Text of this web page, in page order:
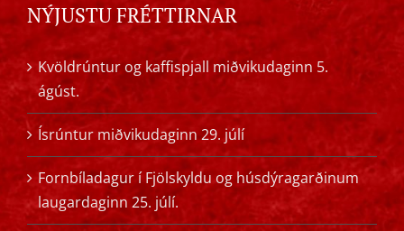
NÝJUSTU FRÉTTIRNAR
Kvöldrúntur og kaffispjall miðvikudaginn 5.
ágúst.
Ísrúntur miðvikudaginn 29. júlí
Fornbíladagur í Fjölskyldu og húsdýragarðinum
laugardaginn 25. júlí.